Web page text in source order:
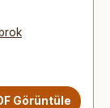
Görüntüle